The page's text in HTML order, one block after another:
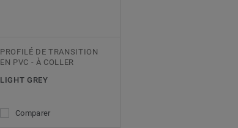
PROFILÉ DE TRANSITION
EN PVC - À COLLER
LIGHT GREY
Comparer